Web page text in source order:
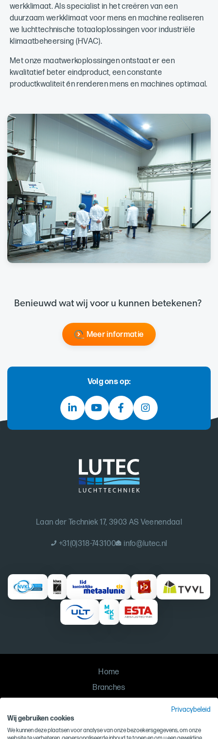
werkklimaat. Als specialist in het creëren van een
duurzaam werkklimaat voor mens en machine realiseren
we luchttechnische totaaloplossingen voor industriële
klimaatbeheersing (HVAC).
Met onze maatwerkoplossingen ontstaat er een
kwalitatief beter eindproduct, een constante
productkwaliteit én renderen mens en machines optimaal.
Benieuwd wat wij voor u kunnen betekenen?
Meer informatie
Volg ons op:
Laan der Techniek 17, 3903 AS Veenendaal
+31(0)318-743100 info@lutec.nl
Home
Branches
Privacy
Privacybeleid
Wij gebruiken cookies
We kunnen deze plaatsen voor analyse van onze bezoekersgegevens, om onze